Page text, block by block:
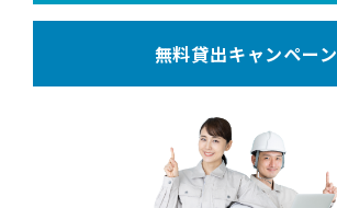
無料貸出キャンペーン